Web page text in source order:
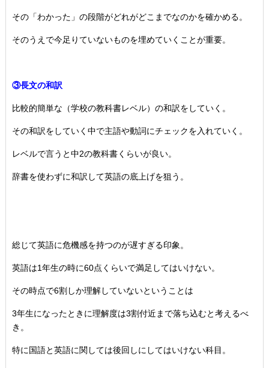
その「わかった」の段階がどれがどこまでなのかを確かめる。
そのうえで今足りていないものを埋めていくことが重要。
③長文の和訳
比較的簡単な（学校の教科書レベル）の和訳をしていく。
その和訳をしていく中で主語や動詞にチェックを入れていく。
レベルで言うと中2の教科書くらいが良い。
辞書を使わずに和訳して英語の底上げを狙う。
総じて英語に危機感を持つのが遅すぎる印象。
英語は1年生の時に60点くらいで満足してはいけない。
その時点で6割しか理解していないということは
3年生になったときに理解度は3割付近まで落ち込むと考えるべ
き。
特に国語と英語に関しては後回しにしてはいけない科目。